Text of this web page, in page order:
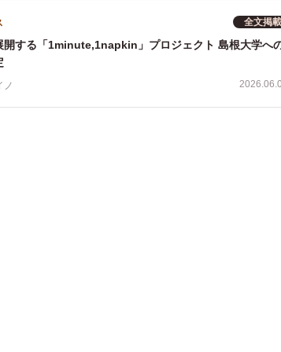
全文掲
開する「1minute,1napkin」プロジェクト 島根大学へ
ノ